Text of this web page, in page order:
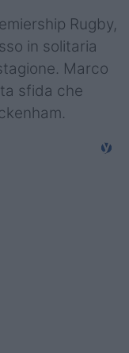
Rugby,
in solitaria
Marco
sfida che